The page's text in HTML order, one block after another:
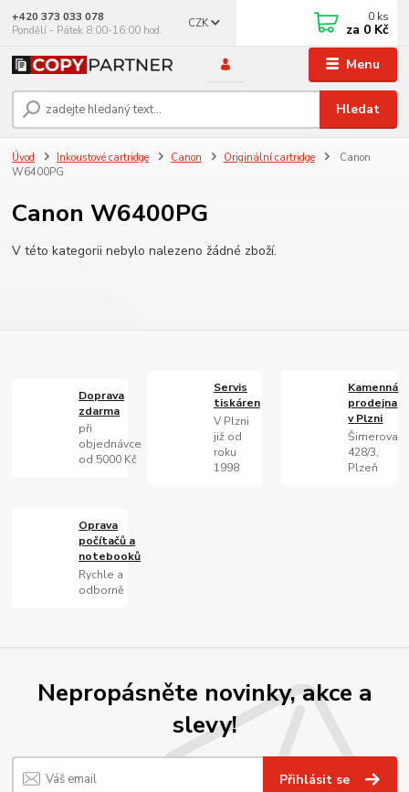
Menu
CZK
Hledat
+420 373 033 078
Pondělí - Pátek 8:00-16:00 hod.
0 ks
za 0 Kč
Úvod Inkoustové cartridge Canon Originální cartridge
Canon
W6400PG
Canon W6400PG
V této kategorii nebylo nalezeno žádné zboží.
Doprava
zdarma
při
objednávce
od 5000 Kč
Servis
tiskáren
V Plzni
již od
roku
1998
Kamenná
prodejna
v Plzni
Šimerova
428/3,
Plzeň
Oprava
počítačů a
notebooků
Rychle a
odborně
Nepropásněte novinky, akce a
slevy!
Přihlásit se